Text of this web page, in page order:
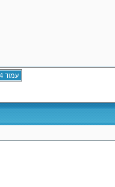
עמוד 4 מתוך 4